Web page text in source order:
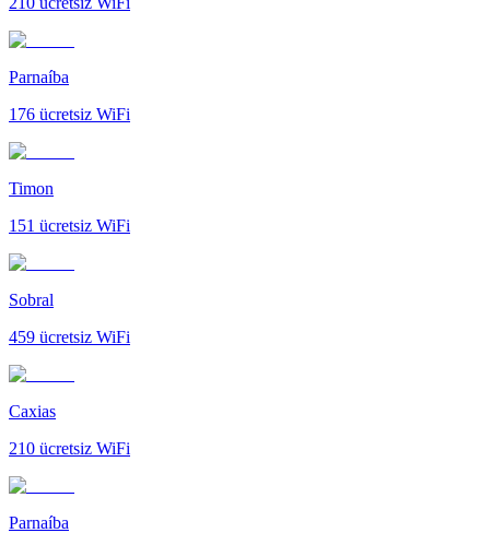
Parnaíba
176 ücretsiz WiFi
Timon
151 ücretsiz WiFi
Sobral
459 ücretsiz WiFi
Caxias
210 ücretsiz WiFi
Parnaíba